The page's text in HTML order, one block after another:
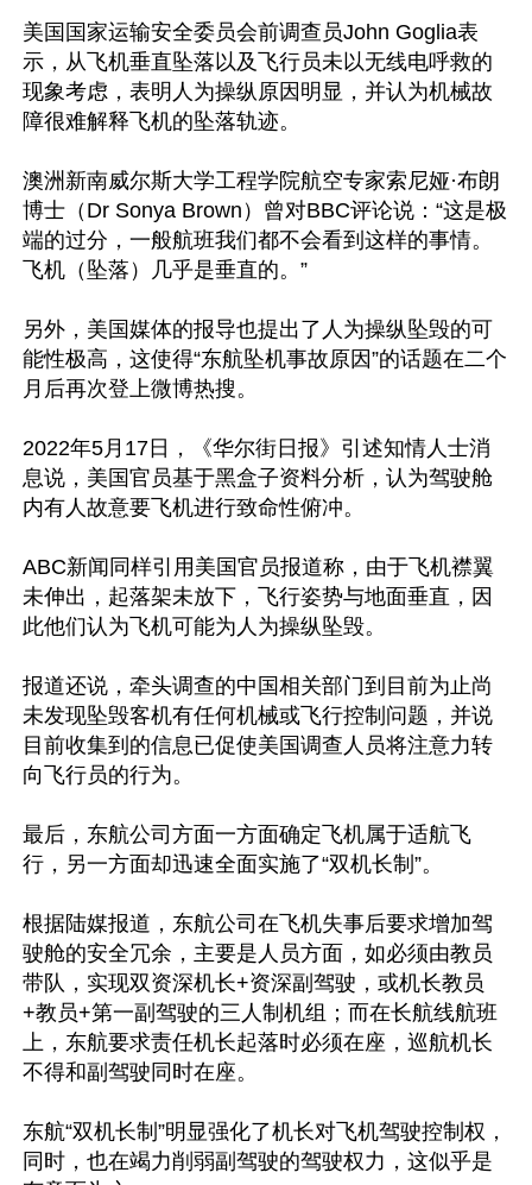
美国国家运输安全委员会前调查员John Goglia表
示，从飞机垂直坠落以及飞行员未以无线电呼救的
现象考虑，表明人为操纵原因明显，并认为机械故
障很难解释飞机的坠落轨迹。
澳洲新南威尔斯大学工程学院航空专家索尼娅·布朗
博士（Dr Sonya Brown）曾对BBC评论说：“这是极
端的过分，一般航班我们都不会看到这样的事情。
飞机（坠落）几乎是垂直的。”
另外，美国媒体的报导也提出了人为操纵坠毁的可
能性极高，这使得“东航坠机事故原因”的话题在二个
月后再次登上微博热搜。
2022年5月17日，《华尔街日报》引述知情人士消
息说，美国官员基于黑盒子资料分析，认为驾驶舱
内有人故意要飞机进行致命性俯冲。
ABC新闻同样引用美国官员报道称，由于飞机襟翼
未伸出，起落架未放下，飞行姿势与地面垂直，因
此他们认为飞机可能为人为操纵坠毁。
报道还说，牵头调查的中国相关部门到目前为止尚
未发现坠毁客机有任何机械或飞行控制问题，并说
目前收集到的信息已促使美国调查人员将注意力转
向飞行员的行为。
最后，东航公司方面一方面确定飞机属于适航飞
行，另一方面却迅速全面实施了“双机长制”。
根据陆媒报道，东航公司在飞机失事后要求增加驾
驶舱的安全冗余，主要是人员方面，如必须由教员
带队，实现双资深机长+资深副驾驶，或机长教员
+教员+第一副驾驶的三人制机组；而在长航线航班
上，东航要求责任机长起落时必须在座，巡航机长
不得和副驾驶同时在座。
东航“双机长制”明显强化了机长对飞机驾驶控制权，
同时，也在竭力削弱副驾驶的驾驶权力，这似乎是